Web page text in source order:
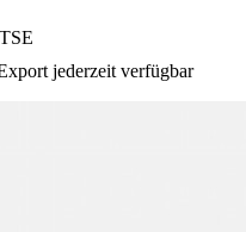
jederzeit verfügbar